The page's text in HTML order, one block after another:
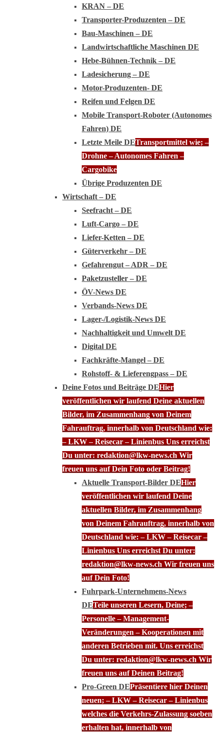
KRAN – DE
Transporter-Produzenten – DE
Bau-Maschinen – DE
Landwirtschaftliche Maschinen DE
Hebe-Bühnen-Technik – DE
Ladesicherung – DE
Motor-Produzenten- DE
Reifen und Felgen DE
Mobile Transport-Roboter (Autonomes
Fahren) DE
Letzte Meile DETransportmittel wie; –
Drohne – Autonomes Fahren –
Cargobike
Übrige Produzenten DE
Wirtschaft – DE
Seefracht – DE
Luft-Cargo – DE
Liefer-Ketten – DE
Güterverkehr – DE
Gefahrengut – ADR – DE
Paketzusteller – DE
ÖV-News DE
Verbands-News DE
Lager-/Logistik-News DE
Nachhaltigkeit und Umwelt DE
Digital DE
Fachkräfte-Mangel – DE
Rohstoff- & Lieferengpass – DE
Deine Fotos und Beiträge DEHier
veröffentlichen wir laufend Deine aktuellen
Bilder, im Zusammenhang von Deinem
Fahrauftrag, innerhalb von Deutschland wie:
– LKW – Reisecar – Linienbus Uns erreichst
Du unter: redaktion@lkw-news.ch Wir
freuen uns auf Dein Foto oder Beitrag!
Aktuelle Transport-Bilder DEHier
veröffentlichen wir laufend Deine
aktuellen Bilder, im Zusammenhang
von Deinem Fahrauftrag, innerhalb von
Deutschland wie: – LKW – Reisecar –
Linienbus Uns erreichst Du unter:
redaktion@lkw-news.ch Wir freuen uns
auf Dein Foto!
Fuhrpark-Unternehmens-News
DETeile unseren Lesern, Deine; –
Personelle – Management-
Veränderungen – Kooperationen mit
anderen Betrieben mit. Uns erreichst
Du unter: redaktion@lkw-news.ch Wir
freuen uns auf Deinen Beitrag!
Pro-Green DEPräsentiere hier Deinen
neuen; – LKW – Reisecar – Linienbus
welches die Verkehrs-Zulassung soeben
erhalten hat, innerhalb von